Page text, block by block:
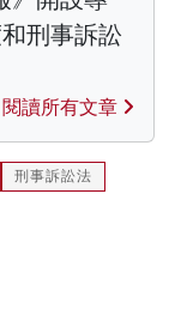
刑事訴訟
閱讀所有文章
刑事訴訟法